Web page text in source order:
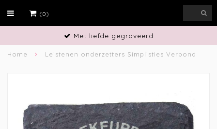
(0)
Met liefde gegraveerd
Home Leistenen onderzetters Simplisties Verbond